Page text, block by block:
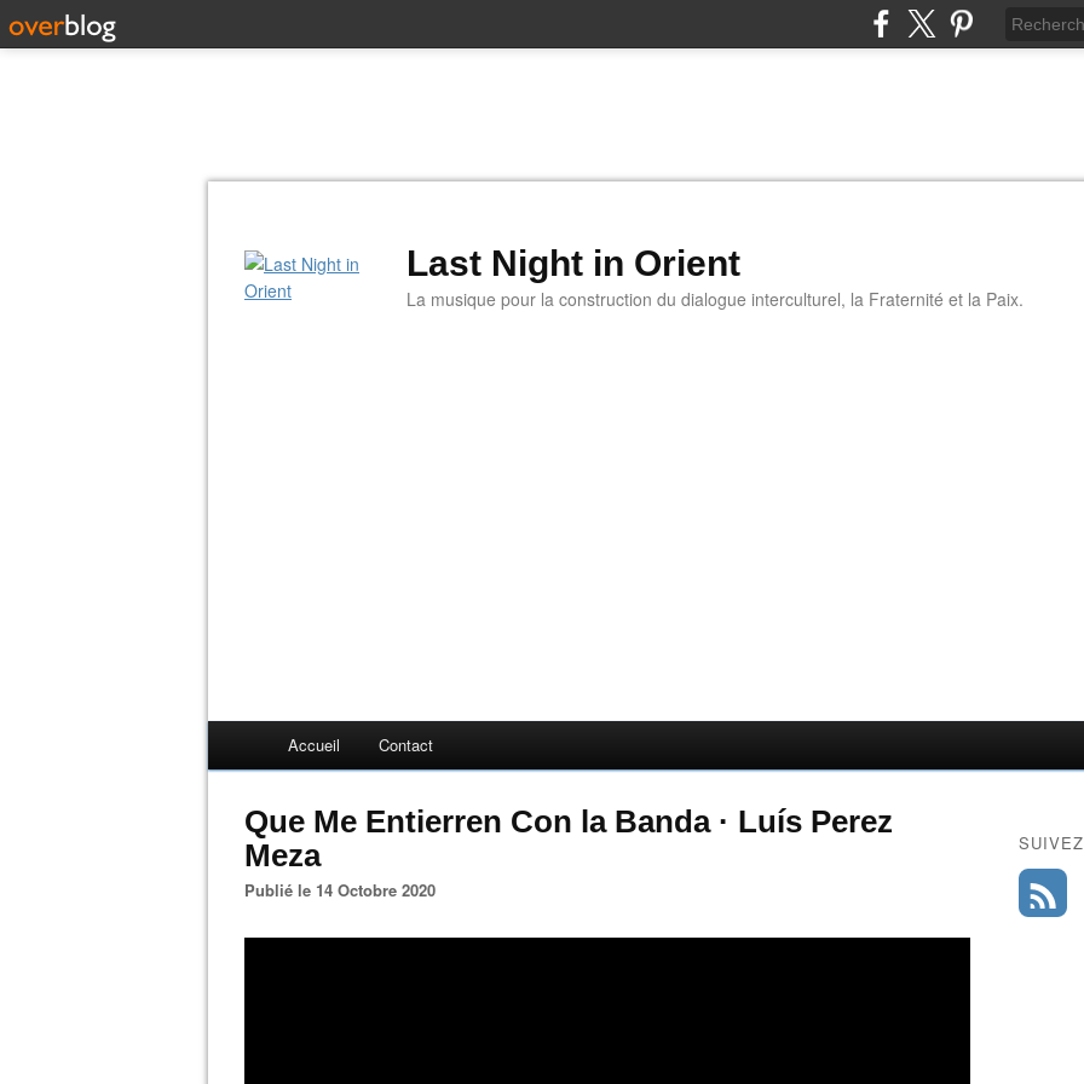
Last Night in Orient
La musique pour la construction du dialogue interculturel, la Fraternité et la Paix.
Accueil Contact
Que Me Entierren Con la Banda · Luís Perez
Meza
Publié le 14 Octobre 2020